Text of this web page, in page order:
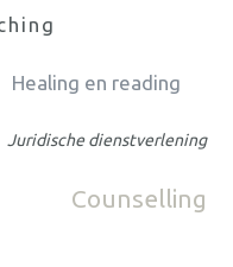
Healing en reading
Juridische dienstverlening
Counselling